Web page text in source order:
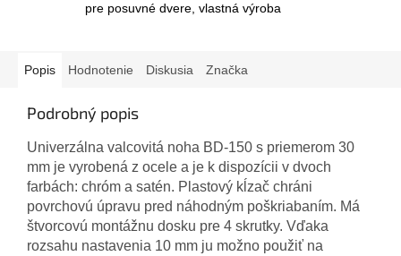
pre posuvné dvere, vlastná výroba
Popis Hodnotenie Diskusia Značka
Podrobný popis
Univerzálna valcovitá noha BD-150 s priemerom 30
mm je vyrobená z ocele a je k dispozícii v dvoch
farbách: chróm a satén. Plastový kĺzač chráni
povrchovú úpravu pred náhodným poškriabaním. Má
štvorcovú montážnu dosku pre 4 skrutky. Vďaka
rozsahu nastavenia 10 mm ju možno použiť na